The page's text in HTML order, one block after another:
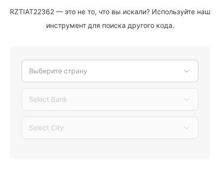
RZTIAT22362 — это не то, что вы искали? Используйте наш
инструмент для поиска другого кода.
Выберите страну
Select Bank
Select City